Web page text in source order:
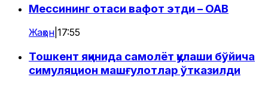
Мессининг отаси вафот этди – ОАВ
Жаҳон 17:55
Тошкент яқинида самолёт қулаши бўйича
симуляцион машғулотлар ўтказилди